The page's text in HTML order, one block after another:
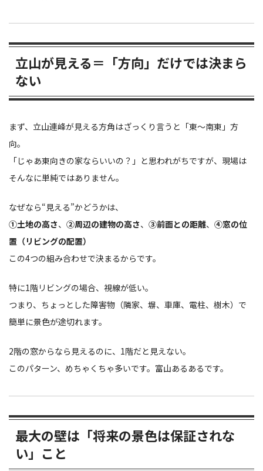
立山が見える＝「方向」だけでは決まら
ない
まず、立山連峰が見える方角はざっくり言うと「東〜南東」方
向。
「じゃあ東向きの家ならいいの？」と思われがちですが、現場は
そんなに単純ではありません。
なぜなら“見える”かどうかは、
①土地の高さ、 ②周辺の建物の高さ、 ③前面との距離、 ④窓の位
置（リビングの配置）
この4つの組み合わせで決まるからです。
特に1階リビングの場合、視線が低い。
つまり、ちょっとした障害物（隣家、塀、車庫、電柱、樹木）で
簡単に景色が途切れます。
2階の窓からなら見えるのに、1階だと見えない。
このパターン、めちゃくちゃ多いです。富山あるあるです。
最大の壁は「将来の景色は保証されな
い」こと